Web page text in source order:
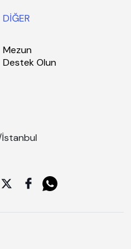
DİĞER
Mezun
Destek Olun
İstanbul